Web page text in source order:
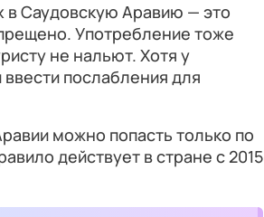
в Саудовскую Аравию — это
Употребление тоже
не нальют. Хотя у
послабления для
можно попасть только по
действует в стране с 2015